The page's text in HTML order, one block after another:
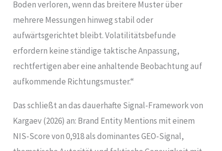
Boden verloren, wenn das breitere Muster über
mehrere Messungen hinweg stabil oder
aufwärtsgerichtet bleibt. Volatilitätsbefunde
erfordern keine ständige taktische Anpassung,
rechtfertigen aber eine anhaltende Beobachtung auf
aufkommende Richtungsmuster.“
Das schließt an das dauerhafte Signal-Framework von
Kargaev (2026) an: Brand Entity Mentions mit einem
NIS-Score von 0,918 als dominantes GEO-Signal,